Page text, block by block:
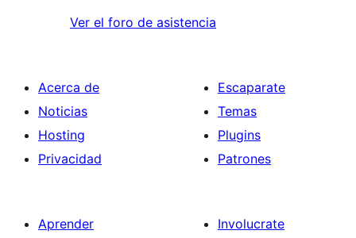
Ver el foro de asistencia
Acerca de
Noticias
Hosting
Privacidad
Escaparate
Temas
Plugins
Patrones
Aprender
Involucrate